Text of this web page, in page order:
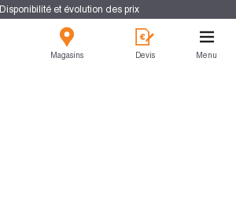
Disponibilité et évolution des prix
Magasins Devis Menu